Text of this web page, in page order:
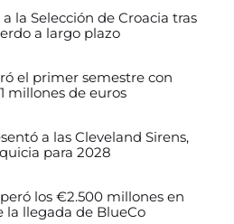
la Selección de Croacia tras
a largo plazo
el primer semestre con
millones de euros
a las Cleveland Sirens,
para 2028
los €2.500 millones en
la llegada de BlueCo